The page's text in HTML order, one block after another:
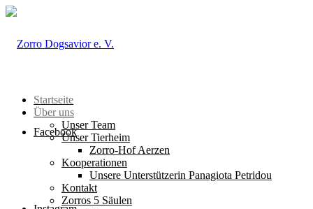
Facebook
Startseite
Über uns
Unser Team
Unser Tierheim
Zorro-Hof Aerzen
Kooperationen
Unsere Unterstützerin Panagiota Petridou
Kontakt
Zorros 5 Säulen